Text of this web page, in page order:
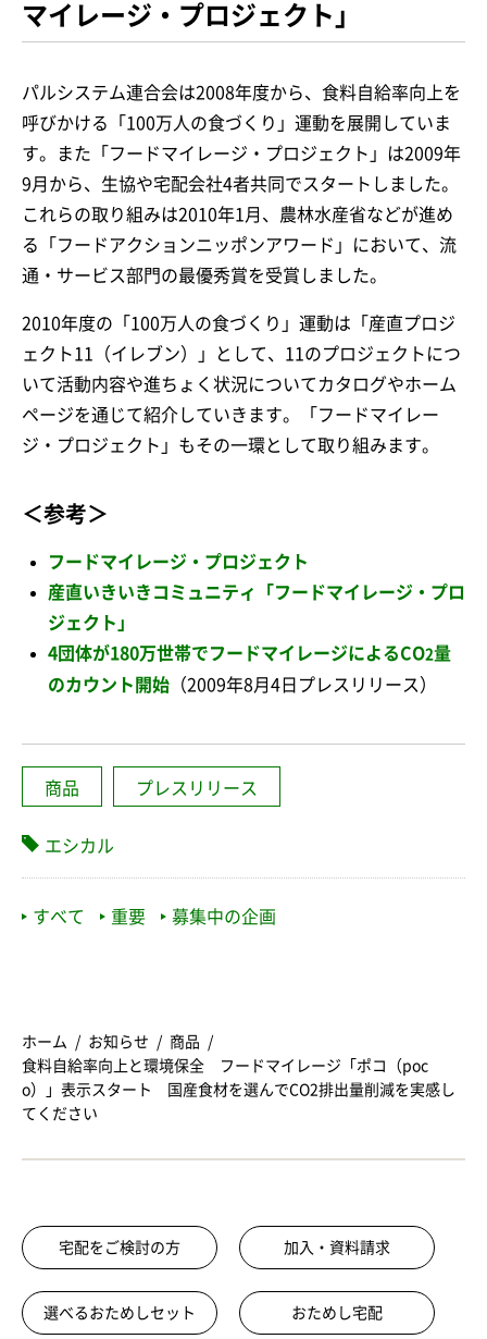
マイレージ・プロジェクト」
パルシステム連合会は2008年度から、食料自給率向上を
呼びかける「100万人の食づくり」運動を展開していま
す。また「フードマイレージ・プロジェクト」は2009年
9月から、生協や宅配会社4者共同でスタートしました。
これらの取り組みは2010年1月、農林水産省などが進め
る「フードアクションニッポンアワード」において、流
通・サービス部門の最優秀賞を受賞しました。
2010年度の「100万人の食づくり」運動は「産直プロジ
ェクト11（イレブン）」として、11のプロジェクトにつ
いて活動内容や進ちょく状況についてカタログやホーム
ページを通じて紹介していきます。「フードマイレー
ジ・プロジェクト」もその一環として取り組みます。
＜参考＞
フードマイレージ・プロジェクト
産直いきいきコミュニティ「フードマイレージ・プロ
ジェクト」
4団体が180万世帯でフードマイレージによるCO2量
のカウント開始 （2009年8月4日プレスリリース）
商品 プレスリリース
エシカル
すべて 重要 募集中の企画
ホーム お知らせ
商品
食料自給率向上と環境保全 フードマイレージ「ポコ（poc
o）」表示スタート 国産食材を選んでCO2排出量削減を実感し
てください
宅配をご検討の方 加入・資料請求
選べるおためしセット おためし宅配